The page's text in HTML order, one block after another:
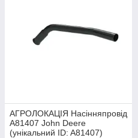
АГРОЛОКАЦІЯ Насінняпровід
A81407 John Deere
(унікальний ID: A81407)